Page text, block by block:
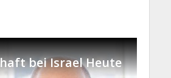
bei Israel Heute